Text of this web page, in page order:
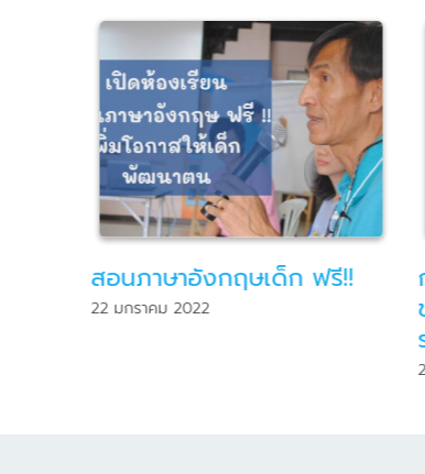
การจัดกิจกรรมบ้านพาเพลินใน
ช่วงวิกฤตโควิด-19 แพร่ระบาด